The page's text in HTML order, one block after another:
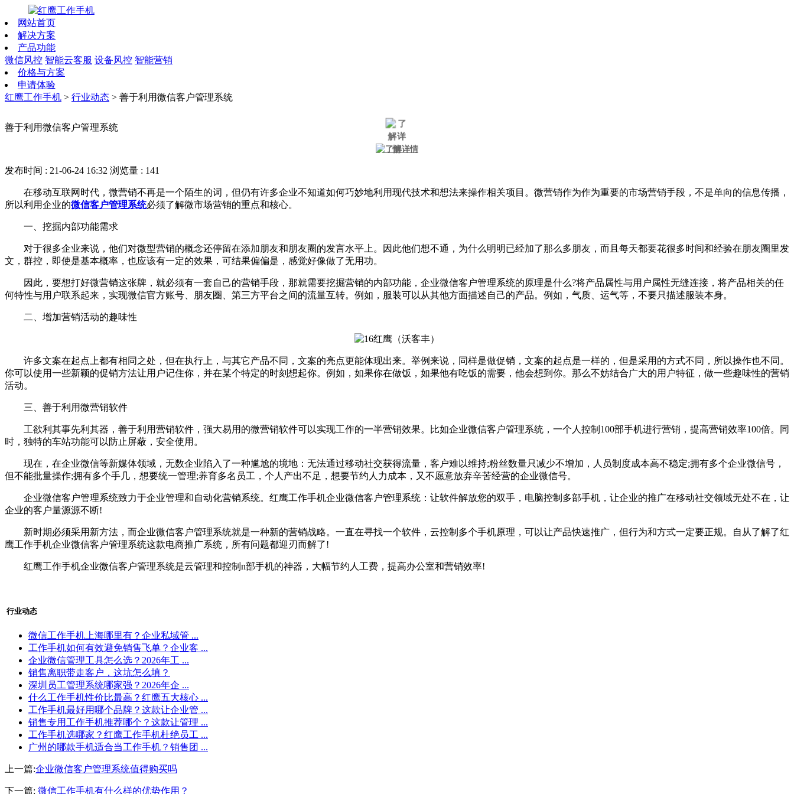
网站首页
解决方案
产品功能
微信风控 智能云客服 设备风控 智能营销
价格与方案
申请体验
红鹰工作手机 > 行业动态 > 善于利用微信客户管理系统
善于利用微信客户管理系统
发布时间 : 21-06-24 16:32 浏览量 : 141
在移动互联网时代，微营销不再是一个陌生的词，但仍有许多企业不知道如何巧妙地利用现代技术和想法来操作相关项目。微营销作为作为重要的市场营销手段，不是单向的信息传播，
所以利用企业的微信客户管理系统必须了解微市场营销的重点和核心。
一、挖掘内部功能需求
对于很多企业来说，他们对微型营销的概念还停留在添加朋友和朋友圈的发言水平上。因此他们想不通，为什么明明已经加了那么多朋友，而且每天都要花很多时间和经验在朋友圈里发
文，群控，即使是基本概率，也应该有一定的效果，可结果偏偏是，感觉好像做了无用功。
因此，要想打好微营销这张牌，就必须有一套自己的营销手段，那就需要挖掘营销的内部功能，企业微信客户管理系统的原理是什么?将产品属性与用户属性无缝连接，将产品相关的任
何特性与用户联系起来，实现微信官方账号、朋友圈、第三方平台之间的流量互转。例如，服装可以从其他方面描述自己的产品。例如，气质、运气等，不要只描述服装本身。
二、增加营销活动的趣味性
许多文案在起点上都有相同之处，但在执行上，与其它产品不同，文案的亮点更能体现出来。举例来说，同样是做促销，文案的起点是一样的，但是采用的方式不同，所以操作也不同。
你可以使用一些新颖的促销方法让用户记住你，并在某个特定的时刻想起你。例如，如果你在做饭，如果他有吃饭的需要，他会想到你。那么不妨结合广大的用户特征，做一些趣味性的营销
活动。
三、善于利用微营销软件
工欲利其事先利其器，善于利用营销软件，强大易用的微营销软件可以实现工作的一半营销效果。比如企业微信客户管理系统，一个人控制100部手机进行营销，提高营销效率100倍。同
时，独特的车站功能可以防止屏蔽，安全使用。
现在，在企业微信等新媒体领域，无数企业陷入了一种尴尬的境地：无法通过移动社交获得流量，客户难以维持;粉丝数量只减少不增加，人员制度成本高不稳定;拥有多个企业微信号，
但不能批量操作;拥有多个手几，想要统一管理;养育多名员工，个人产出不足，想要节约人力成本，又不愿意放弃辛苦经营的企业微信号。
企业微信客户管理系统致力于企业管理和自动化营销系统。红鹰工作手机企业微信客户管理系统：让软件解放您的双手，电脑控制多部手机，让企业的推广在移动社交领域无处不在，让
企业的客户量源源不断!
新时期必须采用新方法，而企业微信客户管理系统就是一种新的营销战略。一直在寻找一个软件，云控制多个手机原理，可以让产品快速推广，但行为和方式一定要正规。自从了解了红
鹰工作手机企业微信客户管理系统这款电商推广系统，所有问题都迎刃而解了!
红鹰工作手机企业微信客户管理系统是云管理和控制n部手机的神器，大幅节约人工费，提高办公室和营销效率!
行业动态
微信工作手机上海哪里有？企业私域管 ...
工作手机如何有效避免销售飞单？企业客 ...
企业微信管理工具怎么选？2026年工 ...
销售离职带走客户，这坑怎么填？
深圳员工管理系统哪家强？2026年企 ...
什么工作手机性价比最高？红鹰五大核心 ...
工作手机最好用哪个品牌？这款让企业管 ...
销售专用工作手机推荐哪个？这款让管理 ...
工作手机选哪家？红鹰工作手机杜绝员工 ...
广州的哪款手机适合当工作手机？销售团 ...
上一篇:企业微信客户管理系统值得购买吗
下一篇: 微信工作手机有什么样的优势作用？